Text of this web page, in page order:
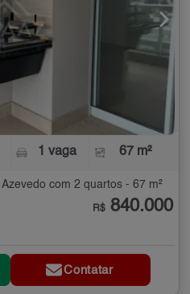
1 vaga 67 m²
com 2 quartos - 67 m²
R$ 840.000
Contatar